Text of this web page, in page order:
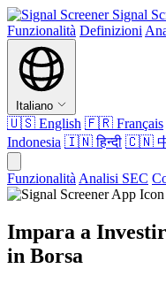
Signal
Funzionalità Definizioni
Italiano
🇺🇸 English 🇫🇷 Français
Indonesia 🇮🇳हिन्दी 🇨🇳
Funzionalità Analisi SEC
Impara a
in Borsa